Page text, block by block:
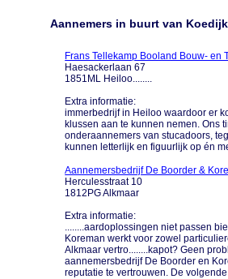
Aannemers in buurt van Koedijk
Frans Tellekamp Booland Bouw- en
Haesackerlaan 67
1851ML Heiloo........
Extra informatie:
immerbedrijf in Heiloo waardoor er
klussen aan te kunnen nemen. Ons
onderaannemers van stucadoors,
kunnen letterlijk en figuurlijk op én
Aannemersbedrijf De Boorder &
Herculesstraat 10
1812PG Alkmaar
Extra informatie:
........aardoplossingen niet passen
Koreman werkt voor zowel
Alkmaar vertro........kapot? Geen
aannemersbedrijf De Boorder en
reputatie te vertrouwen. De